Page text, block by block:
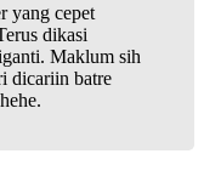
yang cepet
dikasi
Maklum sih
dicariin batre